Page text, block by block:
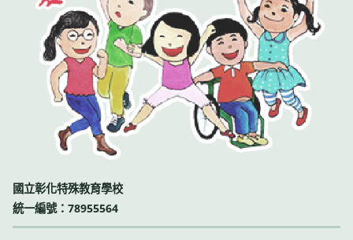
國立彰化特殊教育學校
統一編號：78955564